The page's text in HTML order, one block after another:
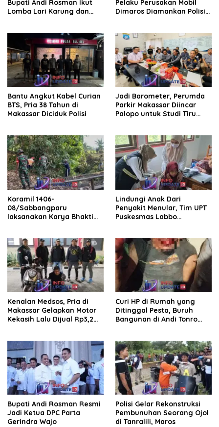
Bupati Andi Rosman Ikut
Lomba Lari Karung dan
Pelaku Perusakan Mobil
Dimaros Diamankan Polisi.
Bantu Angkut Kabel Curian
BTS, Pria 38 Tahun di
Makassar Diciduk Polisi
Jadi Barometer, Perumda
Parkir Makassar Diincar
Palopo untuk Studi Tiru
Koramil 1406-
08/Sabbangparu
laksanakan Karya Bhakti
Lindungi Anak Dari
Penyakit Menular, Tim UPT
Puskesmas Labbo
Kenalan Medsos, Pria di
Makassar Gelapkan Motor
Kekasih Lalu Dijual Rp3,2
Curi HP di Rumah yang
Ditinggal Pesta, Buruh
Bangunan di Andi Tonro
Bupati Andi Rosman Resmi
Jadi Ketua DPC Parta
Gerindra Wajo
Polisi Gelar Rekonstruksi
Pembunuhan Seorang Ojol
di Tanralili, Maros